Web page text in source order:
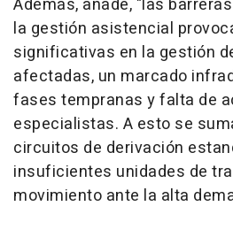
Además, añade, "las
la gestión asistencial
significativas en la gestión
afectadas, un marcado
fases tempranas y falta de
especialistas. A esto se
circuitos de derivación
insuficientes unidades de
movimiento ante la alta